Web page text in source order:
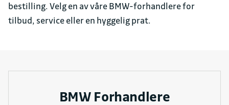
bestilling. Velg en av våre BMW-forhandlere for
tilbud, service eller en hyggelig prat.
BMW Forhandlere